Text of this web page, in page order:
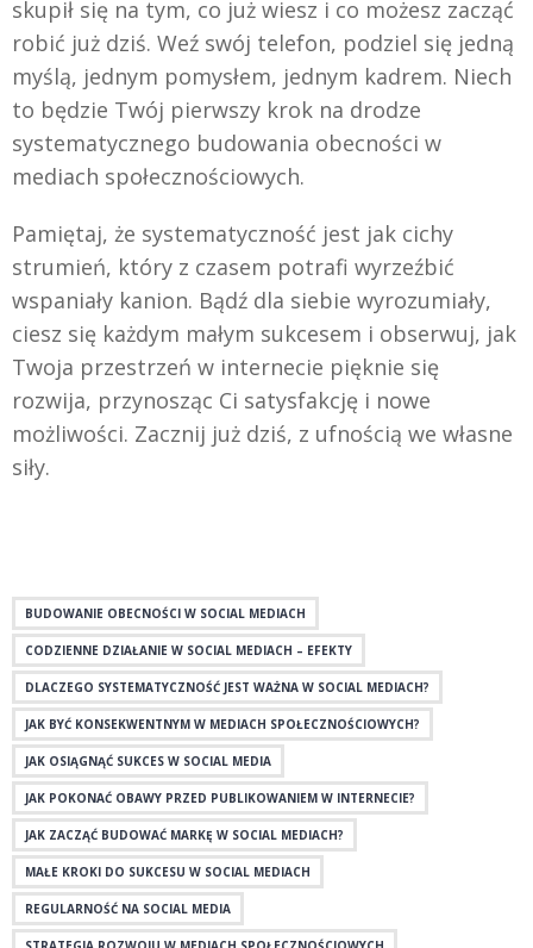
skupił się na tym, co już wiesz i co możesz zacząć
robić już dziś. Weź swój telefon, podziel się jedną
myślą, jednym pomysłem, jednym kadrem. Niech
to będzie Twój pierwszy krok na drodze
systematycznego budowania obecności w
mediach społecznościowych.
Pamiętaj, że systematyczność jest jak cichy
strumień, który z czasem potrafi wyrzeźbić
wspaniały kanion. Bądź dla siebie wyrozumiały,
ciesz się każdym małym sukcesem i obserwuj, jak
Twoja przestrzeń w internecie pięknie się
rozwija, przynosząc Ci satysfakcję i nowe
możliwości. Zacznij już dziś, z ufnością we własne
siły.
BUDOWANIE OBECNOŚCI W SOCIAL MEDIACH
CODZIENNE DZIAŁANIE W SOCIAL MEDIACH – EFEKTY
DLACZEGO SYSTEMATYCZNOŚĆ JEST WAŻNA W SOCIAL MEDIACH?
JAK BYĆ KONSEKWENTNYM W MEDIACH SPOŁECZNOŚCIOWYCH?
JAK OSIĄGNĄĆ SUKCES W SOCIAL MEDIA
JAK POKONAĆ OBAWY PRZED PUBLIKOWANIEM W INTERNECIE?
JAK ZACZĄĆ BUDOWAĆ MARKĘ W SOCIAL MEDIACH?
MAŁE KROKI DO SUKCESU W SOCIAL MEDIACH
REGULARNOŚĆ NA SOCIAL MEDIA